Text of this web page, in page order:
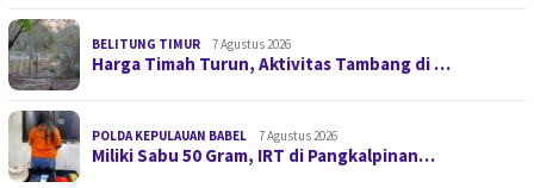
BELITUNG TIMUR 7 Agustus 2026
Harga Timah Turun, Aktivitas Tambang di …
POLDA KEPULAUAN BABEL 7 Agustus 2026
Miliki Sabu 50 Gram, IRT di Pangkalpinan…